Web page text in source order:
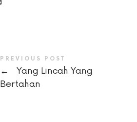
PREVIOUS POST
←
Yang Lincah Yang
Bertahan